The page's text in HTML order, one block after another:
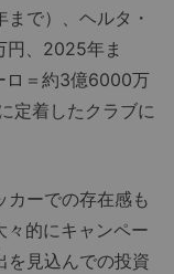
で）、ヘルタ・
、2025年ま
ロ＝約3億6000万
定着したクラブに
ーでの存在感も
々的にキャンペー
を見込んでの投資